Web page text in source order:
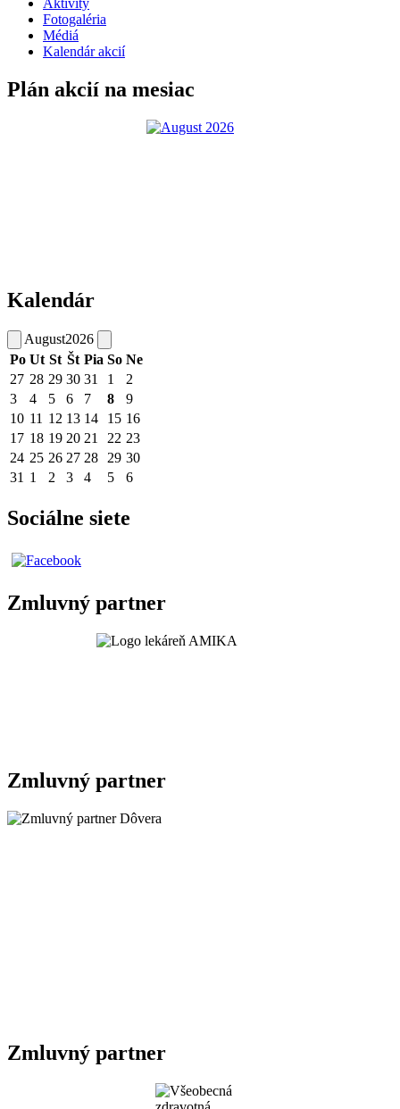
Aktivity
Fotogaléria
Médiá
Kalendár akcií
Plán akcií na mesiac
Kalendár
August2026
Po Ut St Št Pia So Ne
27 28 29 30 31 1
2
3
4 5 6 7 8
9
10 11 12 13 14 15 16
17 18 19 20 21 22 23
24 25 26 27 28 29 30
31 1 2 3 4 5 6
Sociálne siete
Zmluvný partner
Zmluvný partner
Zmluvný partner